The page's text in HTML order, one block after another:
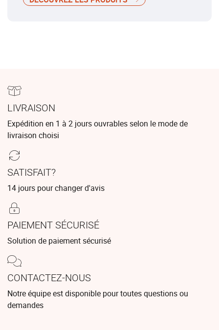
LIVRAISON
Expédition en 1 à 2 jours ouvrables selon le mode de
livraison choisi
SATISFAIT?
14 jours pour changer d'avis
PAIEMENT SÉCURISÉ
Solution de paiement sécurisé
CONTACTEZ-NOUS
Notre équipe est disponible pour toutes questions ou
demandes